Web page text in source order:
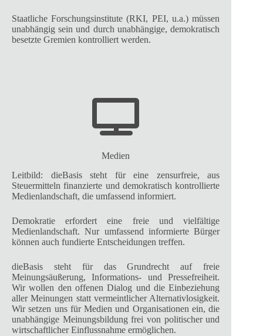
Staatliche Forschungsinstitute (RKI, PEI, u.a.) müssen
unabhängig sein und durch unabhängige, demokratisch
besetzte Gremien kontrolliert werden.
Medien
Leitbild: dieBasis steht für eine zensurfreie, aus
Steuermitteln finanzierte und demokratisch kontrollierte
Medienlandschaft, die umfassend informiert.
Demokratie erfordert eine freie und vielfältige
Medienlandschaft. Nur umfassend informierte Bürger
können auch fundierte Entscheidungen treffen.
dieBasis steht für das Grundrecht auf freie
Meinungsäußerung, Informations- und Pressefreiheit.
Wir wollen den offenen Dialog und die Einbeziehung
aller Meinungen statt vermeintlicher Alternativlosigkeit.
Wir setzen uns für Medien und Organisationen ein, die
unabhängige Meinungsbildung frei von politischer und
wirtschaftlicher Einflussnahme ermöglichen.